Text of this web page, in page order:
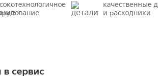
качественные
и расходники
в сервис